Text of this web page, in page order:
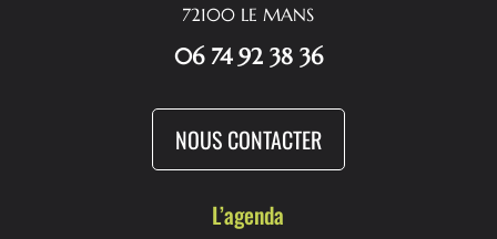
72100 LE MANS
06 74 92 38 36
NOUS CONTACTER
L’agenda